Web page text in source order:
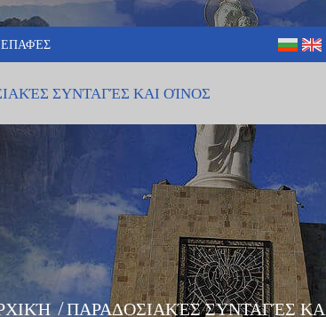
ΕΠΑΦΈΣ
ΣΥΝΤΑΓΈΣ ΚΑΙ ΟΊΝΟΣ
/ΠΑΡΑΔΟΣΙΑΚΈΣ ΣΥΝΤΑΓΈΣ